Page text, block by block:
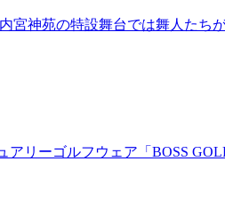
宮神苑の特設舞台では舞人たち
アリーゴルフウェア「BOSS